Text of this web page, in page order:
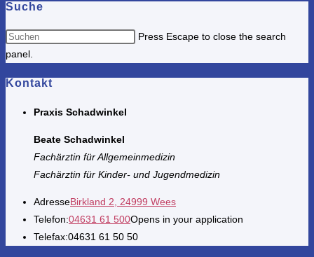
Suche
Press Escape to close the search
panel.
Kontakt
Praxis Schadwinkel
Beate Schadwinkel
Fachärztin für Allgemeinmedizin
Fachärztin für Kinder- und Jugendmedizin
AdresseBirkland 2, 24999 Wees
Telefon:04631 61 500Opens in your application
Telefax:04631 61 50 50